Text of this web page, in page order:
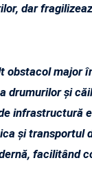
dar
major
drumurilor și
infrastructură
și transportul
facilitând